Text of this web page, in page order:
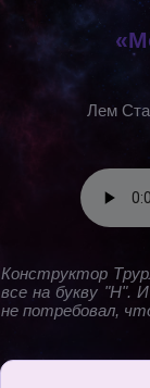
Лем
Конструктор
все на букву "Н".
не потребовал,